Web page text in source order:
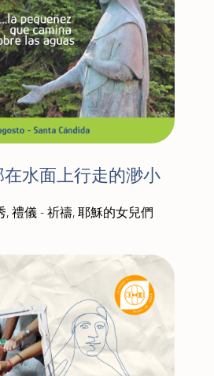
在水面上行走的渺小
,禮儀 - 祈禱,耶穌的女兒們